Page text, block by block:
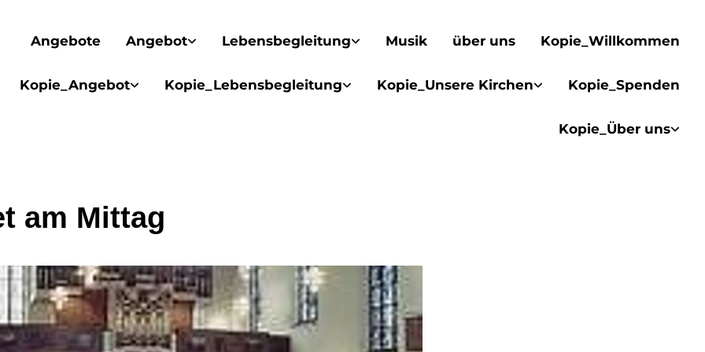
Angebote Angebot Lebensbegleitung Musik über uns Kopie_Willkommen
Kopie_Angebot Kopie_Lebensbegleitung Kopie_Unsere Kirchen Kopie_Spenden
Kopie_Über uns
am Mittag